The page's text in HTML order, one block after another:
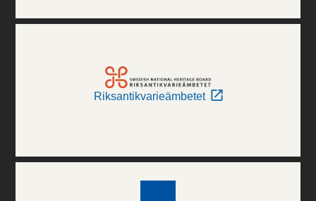
Riksantikvarieämbetet